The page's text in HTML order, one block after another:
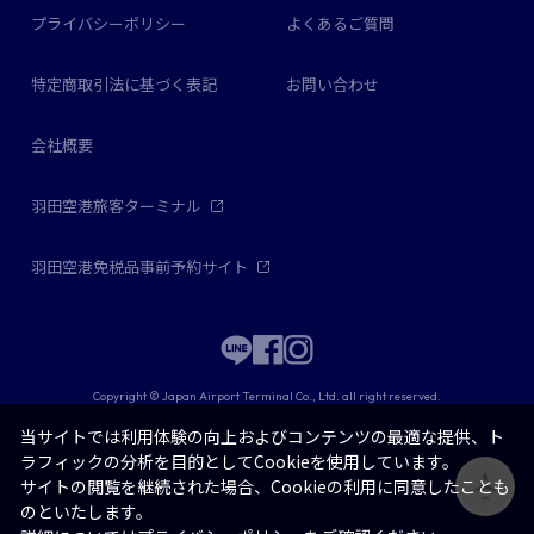
プライバシーポリシー よくあるご質問
特定商取引法に基づく表記 お問い合わせ
会社概要
羽田空港旅客ターミナル
羽田空港免税品事前予約サイト
Copyright © Japan Airport Terminal Co., Ltd. all right reserved.
当サイトでは利用体験の向上およびコンテンツの最適な提供、ト
ラフィックの分析を目的としてCookieを使用しています。
サイトの閲覧を継続された場合、Cookieの利用に同意したことも
のといたします。